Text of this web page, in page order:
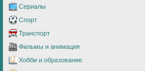
Сериалы
Спорт
Транспорт
Фильмы и анимация
Хобби и образование